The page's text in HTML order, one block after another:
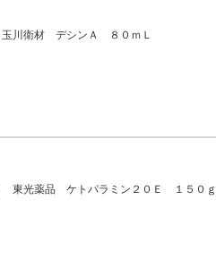
玉川衛材 デシンＡ ８０ｍＬ
東光薬品 ケトパラミン２０Ｅ １５０ｇ